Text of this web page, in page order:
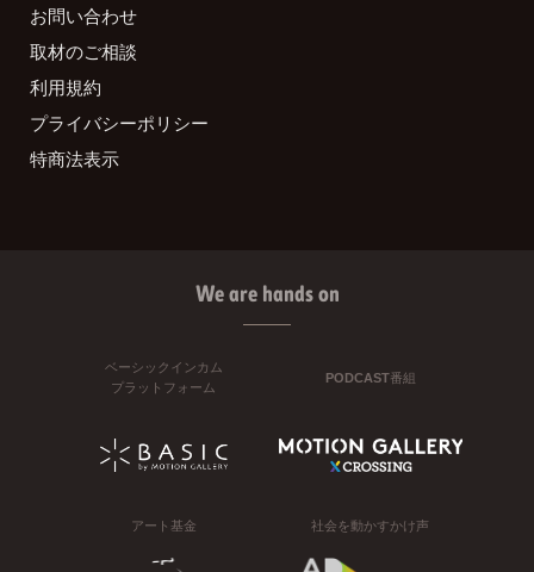
お問い合わせ
取材のご相談
利用規約
プライバシーポリシー
特商法表示
We are hands on
ベーシックインカム
プラットフォーム
PODCAST番組
アート基金 社会を動かすかけ声